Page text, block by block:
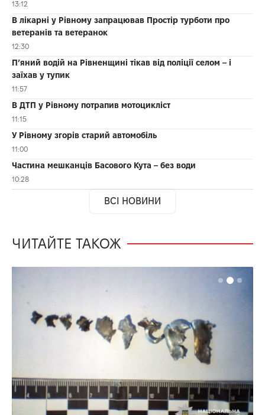
13:12
В лікарні у Рівному запрацював Простір турботи про
ветеранів та ветеранок
12:30
П’яний водій на Рівненщині тікав від поліції селом – і
заїхав у тупик
11:57
В ДТП у Рівному потрапив мотоцикліст
11:15
У Рівному згорів старий автомобіль
11:00
Частина мешканців Басового Кута – без води
10:28
ВСІ НОВИНИ
ЧИТАЙТЕ ТАКОЖ